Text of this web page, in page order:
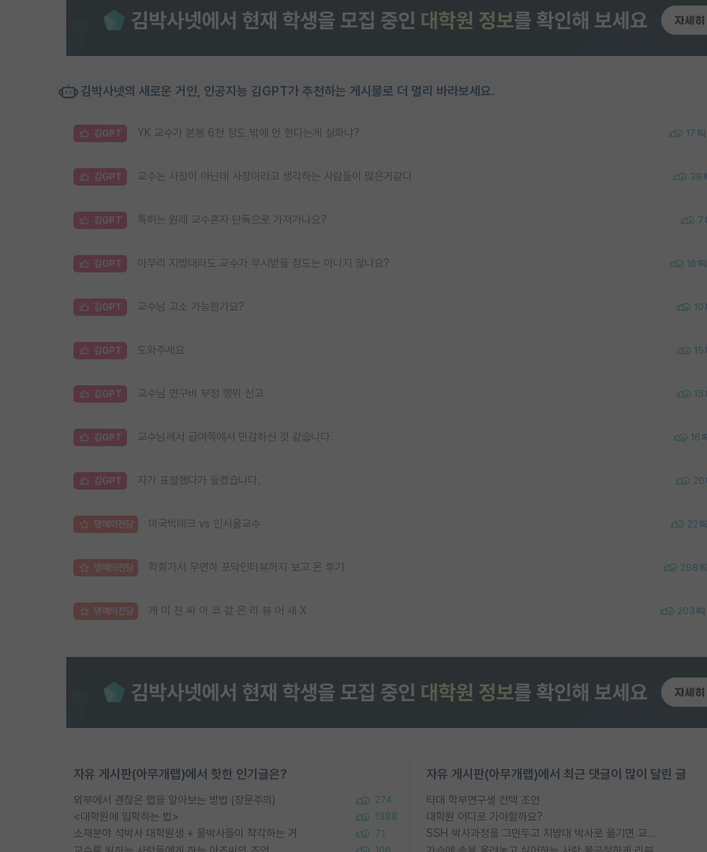
김박사넷의 새로운 거인, 인공지능 김GPT가 추천하는 게시물로 더 멀리 바라보세요.
김GPT YK 교수가 본봉 6천 정도 밖에 안 한다는게 실화냐? 17
김GPT 교수는 사장이 아닌데 사장이라고 생각하는 사람들이 많은거같다 38
김GPT 특허는 원래 교수혼자 단독으로 가져가나요? 7
김GPT 아무리 지방대라도 교수가 무시받을 정도는 아니지 않나요? 16
김GPT 교수님 고소 가능한가요? 10
김GPT 도와주세요 15
김GPT 교수님 연구비 부정 행위 신고 15
김GPT 교수님께서 급여쪽에서 민감하신 것 같습니다. 16
김GPT 자가 표절했다가 들켰습니다. 20
명예의전당 미국빅테크 vs 인서울교수 22
명예의전당 학회가서 우연히 포닥인터뷰까지 보고 온 후기 298
명예의전당 개 미 친 싸 이 코 같 은 리 뷰 어 새 X 203
자유 게시판(아무개랩)에서 핫한 인기글은?
외부에서 괜찮은 랩을 알아보는 방법 (장문주의) 274
<대학원에 입학하는 법> 1388
소재분야 석박사 대학원생 + 물박사들이 착각하는 거 71
자유 게시판(아무개랩)에서 최근 댓글이 많이 달린 글
타대 학부연구생 컨택 조언
대학원 어디로 가야할까요?
SSH 박사과정을 그만두고 지방대 박사로 옮기면 교수의 꿈은 끝일까요?